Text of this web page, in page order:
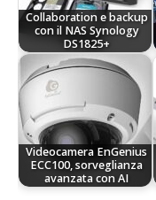
Collaboration e backup
con il NAS Synology
DS1825+
Videocamera EnGenius
ECC100, sorveglianza
avanzata con AI